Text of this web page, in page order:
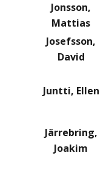
Jonsson,
Mattias
Josefsson,
David
Juntti, Ellen
Järrebring,
Joakim